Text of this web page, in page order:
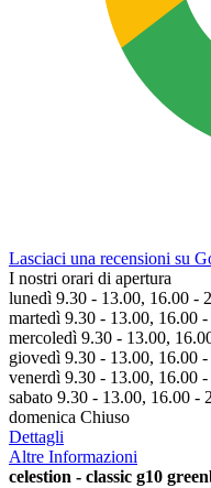
Lasciaci una recensioni su
I nostri orari di apertura
lunedì 9.30 - 13.00, 16.00 -
martedì 9.30 - 13.00, 16.00
mercoledì 9.30 - 13.00,
giovedì 9.30 - 13.00, 16.00
venerdì 9.30 - 13.00, 16.00
sabato 9.30 - 13.00, 16.00 -
domenica Chiuso
Dettagli
Altre Informazioni
celestion - classic g10